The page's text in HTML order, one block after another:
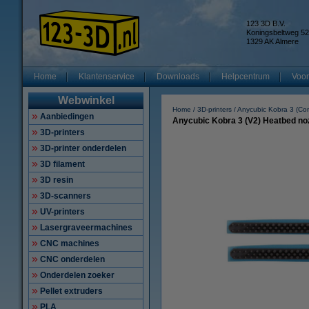
123 3D B.V.
Koningsbeltweg 52
1329 AK Almere
Home Klantenservice Downloads Helpcentrum
Webwinkel
Aanbiedingen
3D-printers
3D-printer onderdelen
3D filament
3D resin
3D-scanners
UV-printers
Lasergraveermachines
CNC machines
CNC onderdelen
Onderdelen zoeker
Pellet extruders
PLA
Home 3D-printers Anycubic Kobra 3
Anycubic Kobra 3 (V2) Heatbed